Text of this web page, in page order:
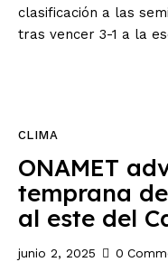
clasificación a las
tras vencer 3-1 a la
CLIMA
ONAMET
temprana
al este del
junio 2, 2025 0